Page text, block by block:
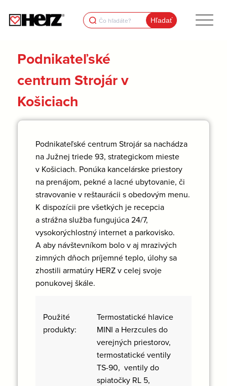
Search
for:
Podnikateľské
centrum Strojár v
Košiciach
Podnikateľské centrum Strojár sa nachádza
na Južnej triede 93, strategickom mieste
v Košiciach. Ponúka kancelárske priestory
na prenájom, pekné a lacné ubytovanie, či
stravovanie v reštaurácii s obedovým menu.
K dispozícii pre všetkých je recepcia
a strážna služba fungujúca 24/7,
vysokorýchlostný internet a parkovisko.
A aby návštevníkom bolo v aj mrazivých
zimných dňoch príjemné teplo, úlohy sa
zhostili armatúry HERZ v celej svoje
ponukovej škále.
Použité
produkty:
Termostatické hlavice
MINI a Herzcules do
verejných priestorov,
termostatické ventily
TS-90, ventily do
spiatočky RL 5,